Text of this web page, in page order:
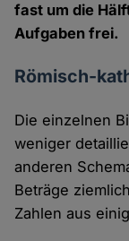
fast um die
Aufgaben frei.
Römisch-
Die einzelnen
weniger
anderen
Beträge
Zahlen aus